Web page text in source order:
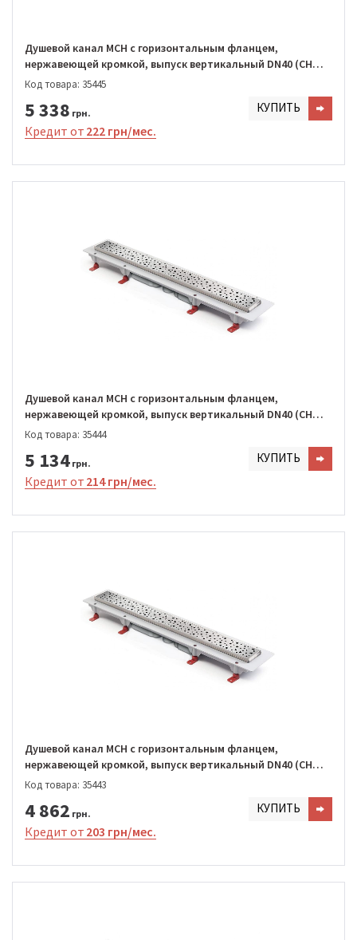
Душевой канал MCH с горизонтальным фланцем,
нержавеющей кромкой, выпуск вертикальный DN40 (CH
950/S40 SN1)
Код товара: 35445
5 338 грн. КУПИТЬ
Кредит от 222 грн/мес.
Душевой канал MCH с горизонтальным фланцем,
нержавеющей кромкой, выпуск вертикальный DN40 (CH
850/S40 SN1)
Код товара: 35444
5 134 грн. КУПИТЬ
Кредит от 214 грн/мес.
Душевой канал MCH с горизонтальным фланцем,
нержавеющей кромкой, выпуск вертикальный DN40 (CH
750/S40 SN1)
Код товара: 35443
4 862 грн. КУПИТЬ
Кредит от 203 грн/мес.